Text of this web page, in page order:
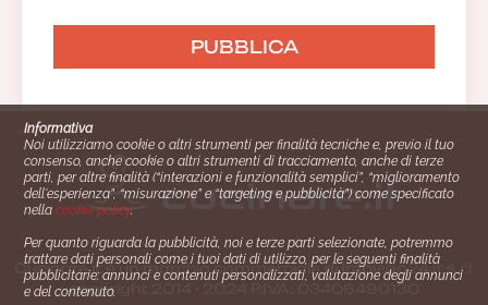
Cucinare.it è un marchio commerciale di Impiego24.it s.r.l.
copyright 2014 - 2024 P.IVA: 03406490130
Informativa
Noi utilizziamo cookie o altri strumenti per finalità tecniche e, previo il tuo
consenso, anche cookie o altri strumenti di tracciamento, anche di terze
parti, per altre finalità (“interazioni e funzionalità semplici”, “miglioramento
dell'esperienza”, “misurazione” e “targeting e pubblicità”) come specificato
nellacookie policy.
Per quanto riguarda la pubblicità, noi e terze parti selezionate, potremmo
trattare dati personali come i tuoi dati di utilizzo, per le seguenti finalità
pubblicitarie: annunci e contenuti personalizzati, valutazione degli annunci
e del contenuto.